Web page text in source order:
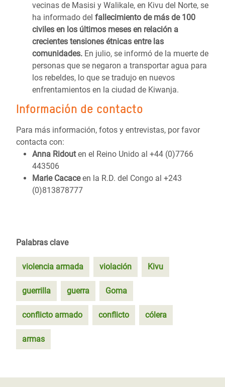
vecinas de Masisi y Walikale, en Kivu del Norte, se
ha informado del fallecimiento de más de 100
civiles en los últimos meses en relación a
crecientes tensiones étnicas entre las
comunidades. En julio, se informó de la muerte de
personas que se negaron a transportar agua para
los rebeldes, lo que se tradujo en nuevos
enfrentamientos en la ciudad de Kiwanja.
Información de contacto
Para más información, fotos y entrevistas, por favor
contacta con:
Anna Ridouten el Reino Unido al +44 (0)7766
443506
Marie Cacaceen la R.D. del Congo al +243
(0)813878777
Palabras clave
violencia armada violación Kivu
guerrilla guerra Goma
conflicto armado conflicto cólera
armas